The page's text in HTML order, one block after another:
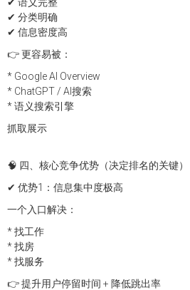
✔ 分类明确
✔ 信息密度高
👉 更容易被：
* Google AI Overview
* ChatGPT / AI搜索
* 语义搜索引擎
抓取展示
🧠 四、核心竞争优势（决定排名的关键）
✔ 优势1：信息集中度极高
一个入口解决：
* 找工作
* 找房
* 找服务
👉 提升用户停留时间 + 降低跳出率